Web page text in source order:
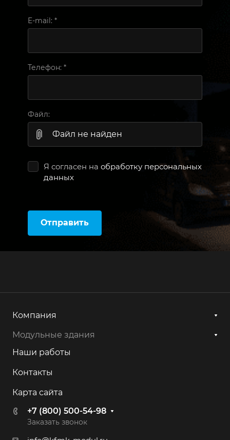
E-mail: *
Телефон: *
Файл:
Файл не найден
Я согласен на обработку персональных
данных
Отправить
Компания
Модульные здания
Наши работы
Контакты
Карта сайта
+7 (800) 500-54-98
Заказать звонок